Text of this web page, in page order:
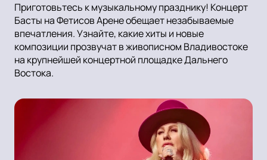
Приготовьтесь к музыкальному празднику! Концерт
Басты на Фетисов Арене обещает незабываемые
впечатления. Узнайте, какие хиты и новые
композиции прозвучат в живописном Владивостоке
на крупнейшей концертной площадке Дальнего
Востока.